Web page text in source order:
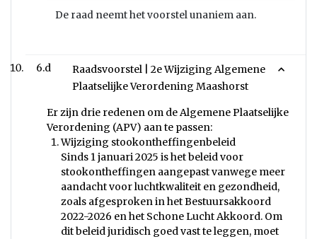
De raad neemt het voorstel unaniem aan.
6.d
Raadsvoorstel | 2e Wijziging Algemene
Plaatselijke Verordening Maashorst
Er zijn drie redenen om de Algemene Plaatselijke
Verordening (APV) aan te passen:
Wijziging stookontheffingenbeleid
Sinds 1 januari 2025 is het beleid voor
stookontheffingen aangepast vanwege meer
aandacht voor luchtkwaliteit en gezondheid,
zoals afgesproken in het Bestuursakkoord
2022-2026 en het Schone Lucht Akkoord. Om
dit beleid juridisch goed vast te leggen, moet